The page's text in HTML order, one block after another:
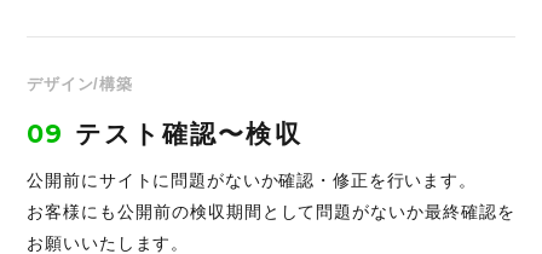
デザイン/構築
09 テスト確認〜検収
公開前にサイトに問題がないか確認・修正を行います。
お客様にも公開前の検収期間として問題がないか最終確認を
お願いいたします。